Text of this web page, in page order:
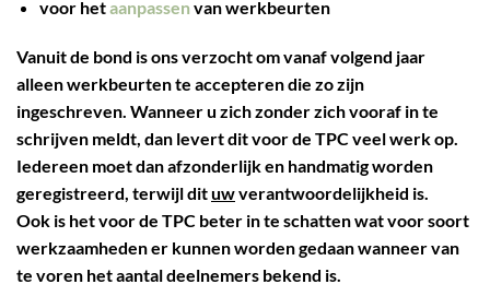
voor hetaanpassen van werkbeurten
Vanuit de bond is ons verzocht om vanaf volgend jaar
alleen werkbeurten te accepteren die zo zijn
ingeschreven. Wanneer u zich zonder zich vooraf in te
schrijven meldt, dan levert dit voor de TPC veel werk op.
Iedereen moet dan afzonderlijk en handmatig worden
geregistreerd, terwijl dituwverantwoordelijkheid is.
Ook is het voor de TPC beter in te schatten wat voor soort
werkzaamheden er kunnen worden gedaan wanneer van
te voren het aantal deelnemers bekend is.